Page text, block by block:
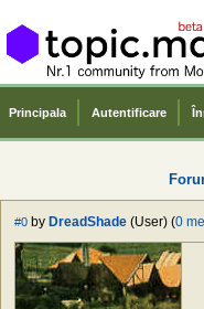
Principala Autentificare
#0 by DreadShade (User) (0